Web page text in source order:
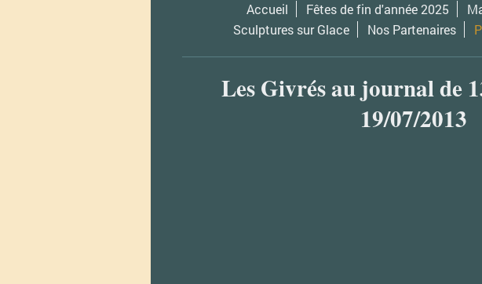
Accueil Fêtes de fin d'année 2025
Sculptures sur Glace
Nos Partenaires
Les Givrés au journal de
19/07/2013